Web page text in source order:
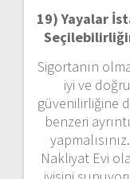
19) Yayalar
Sigortanın
iyi ve
güvenilirliğine
benzeri
Nakliyat Evi